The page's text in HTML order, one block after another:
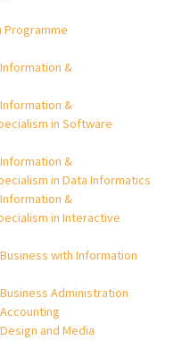
Programme
&
&
in Software
&
in Data Informatics
&
in Interactive
with Information
Administration
and Media